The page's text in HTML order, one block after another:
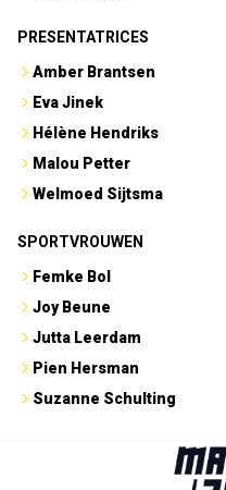
PRESENTATRICES
Amber Brantsen
Eva Jinek
Hélène Hendriks
Malou Petter
Welmoed Sijtsma
SPORTVROUWEN
Femke Bol
Joy Beune
Jutta Leerdam
Pien Hersman
Suzanne Schulting